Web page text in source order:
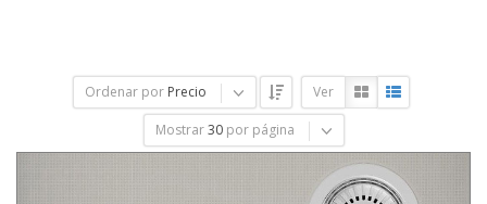
Ordenar por Precio Ver
Mostrar 30 por página